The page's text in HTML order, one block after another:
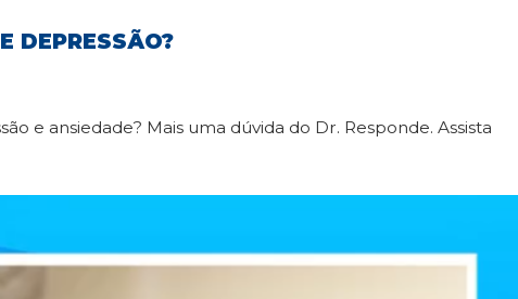
DEPRESSÃO?
e ansiedade? Mais uma dúvida do Dr. Responde. Assista